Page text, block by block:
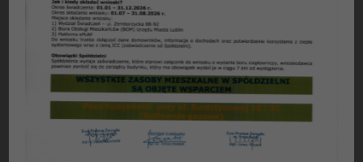
Protokół nr 6/2015
z posiedzenia plenarnego Rady Nadzorczej SM
„Czuby” w Lublinie
odbytego w dniu 23.06.2015 r.
Obecni:
Przewodniczący Rady –Andrzej Turski
Zastępcy przewodniczącego –
Tadeusz Mazurek,